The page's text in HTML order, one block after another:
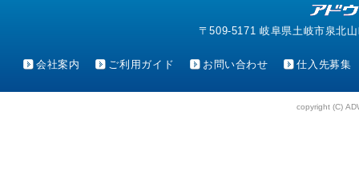
〒509-5171 岐阜県土岐市泉北
会社案内 ご利用ガイド お問い合わせ 仕入先募集
copyright (C)